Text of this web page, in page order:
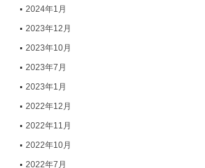
2024年1月
2023年12月
2023年10月
2023年7月
2023年1月
2022年12月
2022年11月
2022年10月
2022年7月